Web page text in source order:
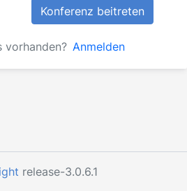
Konferenz beitreten
vorhanden? Anmelden
release-3.0.6.1